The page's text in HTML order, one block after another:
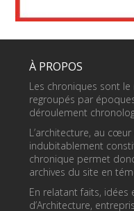
À PROPOS
Les chroniques sont
regroupés par
déroulement
L’architecture, au
indubitablement
chronique permet
archives du site en
En relatant faits, idées
d’Architecture,